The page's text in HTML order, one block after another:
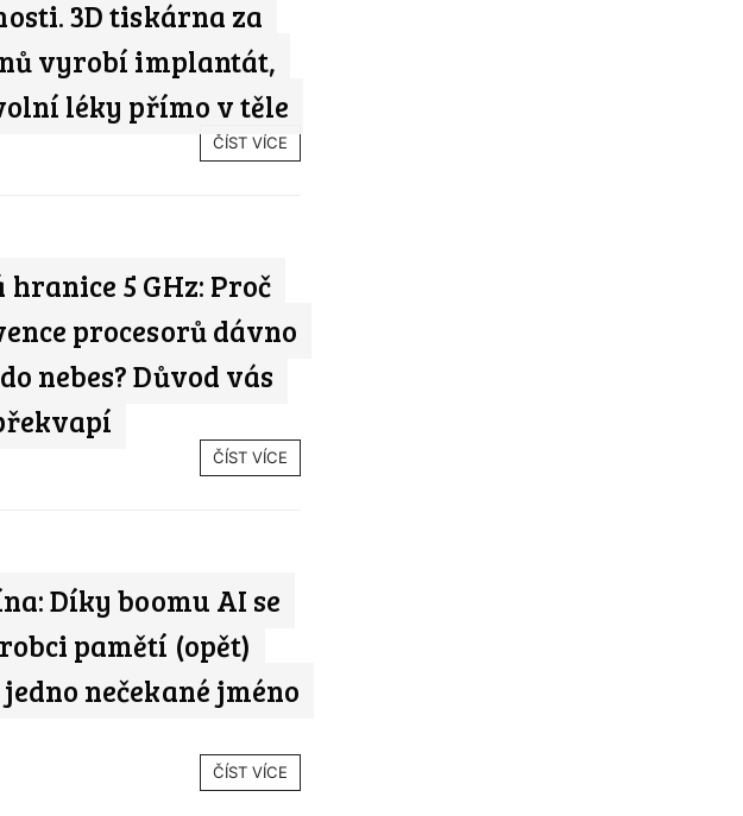
3D tiskárna za
vyrobí implantát,
léky přímo v těle
ČÍST VÍCE
hranice 5 GHz: Proč
procesorů dávno
nebes? Důvod vás
ČÍST VÍCE
Díky boomu AI se
pamětí (opět)
nečekané jméno
ČÍST VÍCE